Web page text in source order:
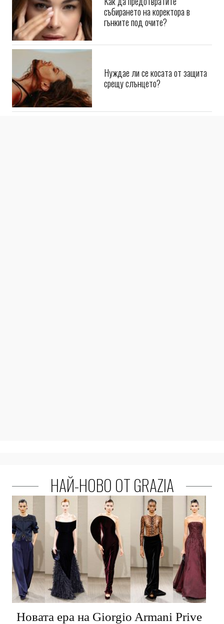
събирането на коректора в
гънките под очите?
Нуждае ли се косата от защита
срещу слънцето?
НАЙ-НОВО ОТ GRAZIA
Новата ера на Giorgio Armani Prive